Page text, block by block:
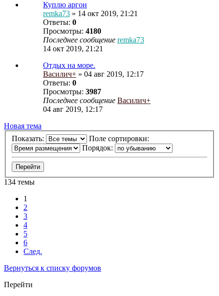
Куплю аргон
remka73 » 14 окт 2019, 21:21
Ответы: 0
Просмотры: 4180
Последнее сообщение remka73
14 окт 2019, 21:21
Отдых на море.
Василич+ » 04 авг 2019, 12:17
Ответы: 0
Просмотры: 3987
Последнее сообщение Василич+
04 авг 2019, 12:17
Новая тема
Показать:
Поле сортировки:
Порядок:
134 темы
1
2
3
4
5
6
След.
Вернуться к списку форумов
Перейти